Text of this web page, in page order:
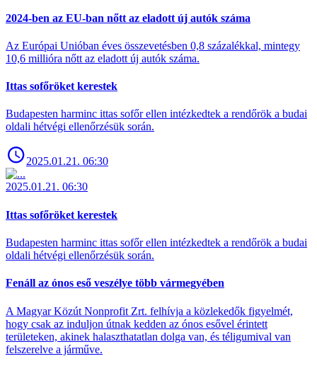
2024-ben az EU-ban nőtt az eladott új autók száma
Az Európai Unióban éves összevetésben 0,8 százalékkal, mintegy
10,6 millióra nőtt az eladott új autók száma.
Ittas sofőröket kerestek
Budapesten harminc ittas sofőr ellen intézkedtek a rendőrök a budai
oldali hétvégi ellenőrzésük során.
2025.01.21. 06:30
2025.01.21. 06:30
Ittas sofőröket kerestek
Budapesten harminc ittas sofőr ellen intézkedtek a rendőrök a budai
oldali hétvégi ellenőrzésük során.
Fenáll az ónos eső veszélye több vármegyében
A Magyar Közút Nonprofit Zrt. felhívja a közlekedők figyelmét,
hogy csak az induljon útnak kedden az ónos esővel érintett
területeken, akinek halaszthatatlan dolga van, és téligumival van
felszerelve a járműve.